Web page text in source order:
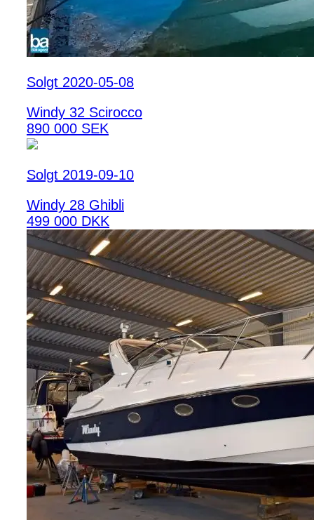
Solgt 2020-05-08
Windy 32 Scirocco
890 000 SEK
Solgt 2019-09-10
Windy 28 Ghibli
499 000 DKK